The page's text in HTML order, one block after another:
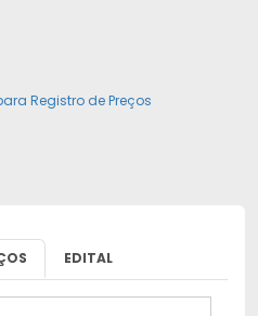
Registro de Preços
EDITAL